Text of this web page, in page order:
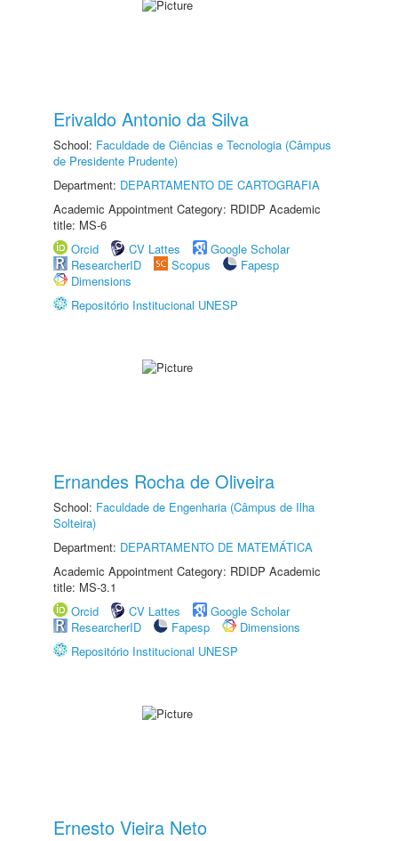
Erivaldo Antonio da Silva
School: Faculdade de Ciências e Tecnologia (Câmpus
de Presidente Prudente)
Department: DEPARTAMENTO DE CARTOGRAFIA
Academic Appointment Category: RDIDP Academic
title: MS-6
Orcid
CV Lattes
Google Scholar
ResearcherID
Scopus
Fapesp
Dimensions
Repositório Institucional UNESP
Ernandes Rocha de Oliveira
School: Faculdade de Engenharia (Câmpus de Ilha
Solteira)
Department: DEPARTAMENTO DE MATEMÁTICA
Academic Appointment Category: RDIDP Academic
title: MS-3.1
Orcid
CV Lattes
Google Scholar
ResearcherID
Fapesp
Dimensions
Repositório Institucional UNESP
Ernesto Vieira Neto